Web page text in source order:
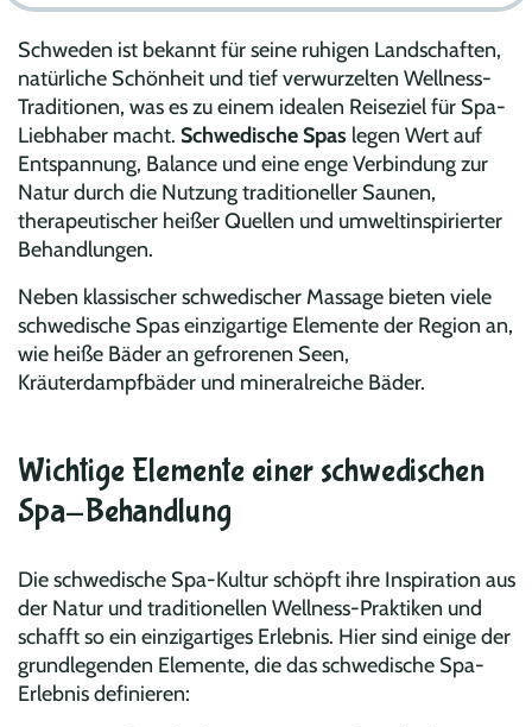
Schweden ist bekannt für seine ruhigen Landschaften,
natürliche Schönheit und tief verwurzelten Wellness-
Traditionen, was es zu einem idealen Reiseziel für Spa-
Liebhaber macht. Schwedische Spas legen Wert auf
Entspannung, Balance und eine enge Verbindung zur
Natur durch die Nutzung traditioneller Saunen,
therapeutischer heißer Quellen und umweltinspirierter
Behandlungen.
Neben klassischer schwedischer Massage bieten viele
schwedische Spas einzigartige Elemente der Region an,
wie heiße Bäder an gefrorenen Seen,
Kräuterdampfbäder und mineralreiche Bäder.
Wichtige Elemente einer schwedischen
Spa-Behandlung
Die schwedische Spa-Kultur schöpft ihre Inspiration aus
der Natur und traditionellen Wellness-Praktiken und
schafft so ein einzigartiges Erlebnis. Hier sind einige der
grundlegenden Elemente, die das schwedische Spa-
Erlebnis definieren: